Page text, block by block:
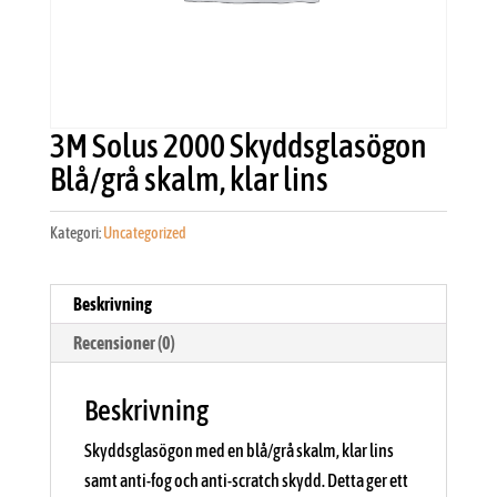
3M Solus 2000 Skyddsglasögon
Blå/grå skalm, klar lins
Kategori:Uncategorized
Beskrivning
Recensioner (0)
Beskrivning
Skyddsglasögon med en blå/grå skalm, klar lins
samt anti-fog och anti-scratch skydd. Detta ger ett